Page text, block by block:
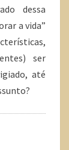
dessa
a vida”
ser
até